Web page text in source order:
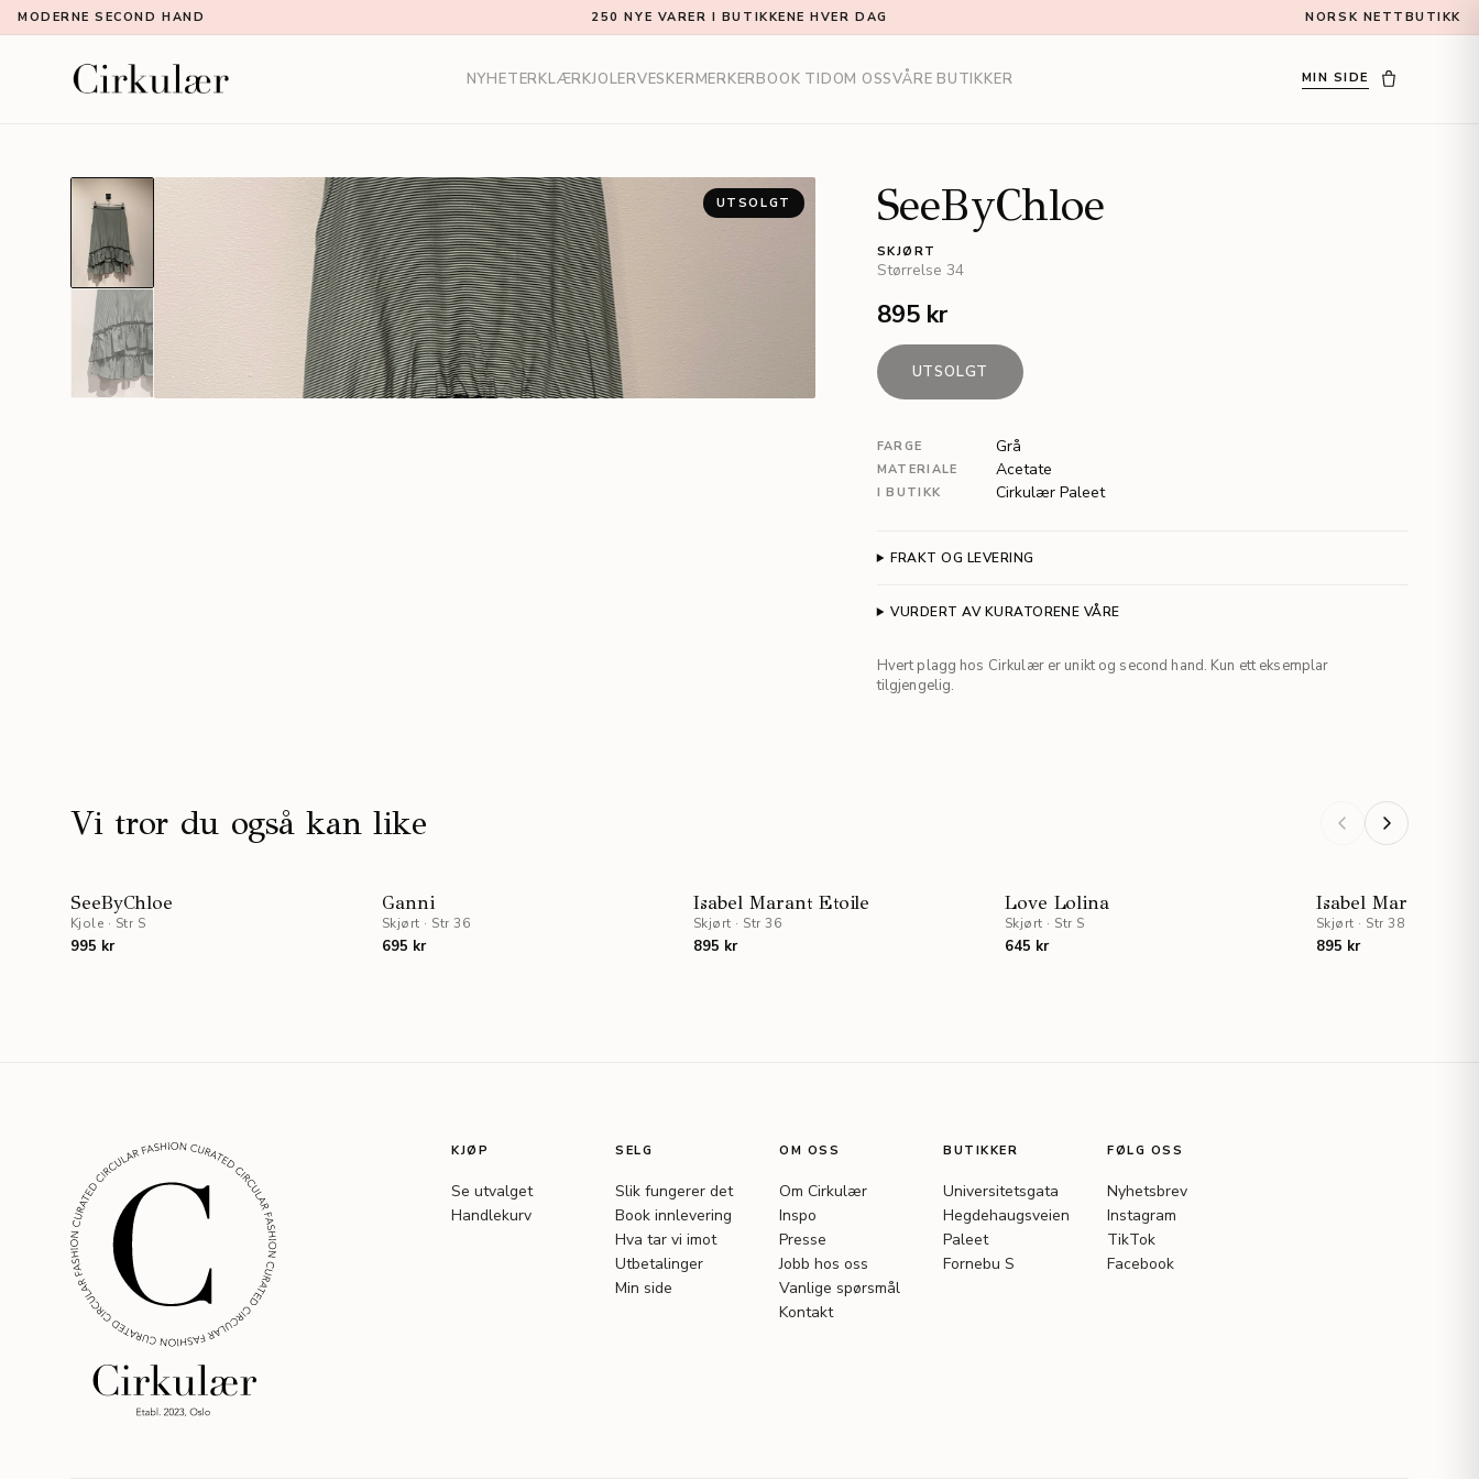
MODERNE SECOND HAND 250 NYE VARER I BUTIKKENE HVER DAG NORSK NETTBUTIKK
NYHETERKLÆRKJOLERVESKERMERKERBOOK TIDOM OSSVÅRE BUTIKKER MIN SIDE
UTSOLGT SeeByChloe
SKJØRT
Størrelse 34
895 kr
UTSOLGT
FARGE Grå
MATERIALE Acetate
I BUTIKK Cirkulær Paleet
FRAKT OG LEVERING
VURDERT AV KURATORENE VÅRE
Hvert plagg hos Cirkulær er unikt og second hand. Kun ett eksemplar
tilgjengelig.
Vi tror du også kan like
SeeByChloe
Kjole · Str S
995 kr
Ganni
Skjørt · Str 36
695 kr
Isabel Marant Etoile
Skjørt · Str 36
895 kr
Love Lolina
Skjørt · Str S
645 kr
Isabel Marant
Skjørt · Str 38
895 kr
KJØP
Se utvalget
Handlekurv
SELG
Slik fungerer det
Book innlevering
Hva tar vi imot
Utbetalinger
Min side
OM OSS
Om Cirkulær
Inspo
Presse
Jobb hos oss
Vanlige spørsmål
Kontakt
BUTIKKER
Universitetsgata
Hegdehaugsveien
Paleet
Fornebu S
FØLG OSS
Nyhetsbrev
Instagram
TikTok
Facebook